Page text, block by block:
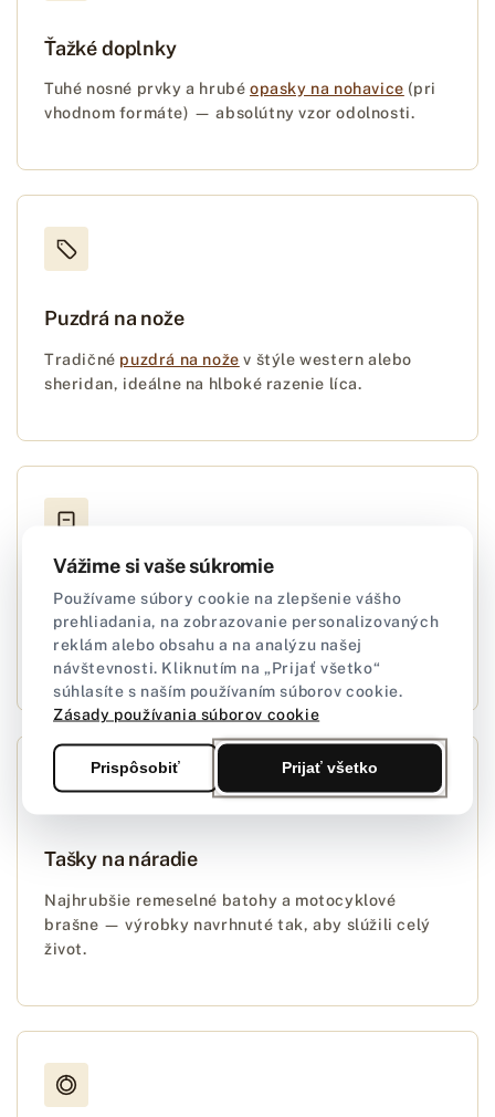
Ťažké doplnky
Tuhé nosné prvky a hrubéopasky na nohavice (pri
vhodnom formáte) — absolútny vzor odolnosti.
Puzdrá na nože
Tradičné puzdrá na nože v štýle western alebo
sheridan, ideálne na hlboké razenie líca.
Kabúry a puzdrá EDC
Tuhékabúryna náradie a taktické puzdrá,
pripravené na okamžité použitie a tvarovanie.
Tašky na náradie
Najhrubšie remeselné batohy a motocyklové
brašne — výrobky navrhnuté tak, aby slúžili celý
život.
Vážime si vaše súkromie
Používame súbory cookie na zlepšenie vášho
prehliadania, na zobrazovanie personalizovaných
reklám alebo obsahu a na analýzu našej
návštevnosti. Kliknutím na „Prijať všetko“
súhlasíte s naším používaním súborov cookie.
Zásady používania súborov cookie
Prispôsobiť Prijať všetko